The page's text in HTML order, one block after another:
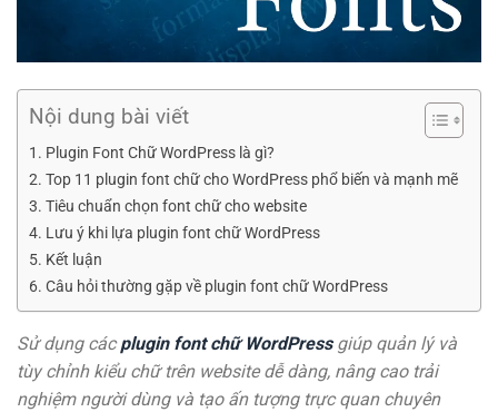
Nội dung bài viết
Plugin Font Chữ WordPress là gì?
Top 11 plugin font chữ cho WordPress phổ biến và mạnh mẽ
Tiêu chuẩn chọn font chữ cho website
Lưu ý khi lựa plugin font chữ WordPress
Kết luận
Câu hỏi thường gặp về plugin font chữ WordPress
Sử dụng cácplugin font chữ WordPressgiúp quản lý và
tùy chỉnh kiểu chữ trên website dễ dàng, nâng cao trải
nghiệm người dùng và tạo ấn tượng trực quan chuyên